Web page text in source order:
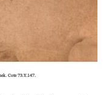
Cote 73.Y.147.